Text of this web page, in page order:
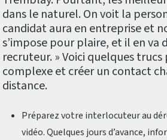
dans le naturel. On voit la
candidat aura en entreprise et
s’impose pour plaire, et il en va
recruteur. » Voici quelques
complexe et créer un contact
distance.
Préparez votre interlocuteur au
vidéo. Quelques jours d’avance,